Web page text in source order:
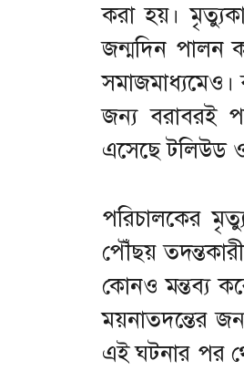
করা হয়।
জন্মদিন পালন
সমাজমাধ্যমেও।
জন্য বরাবরই
এসেছে টলিউড
পরিচালকের
পৌঁছয়
কোনও মন্তব্য
ময়নাতদন্তের
এই ঘটনার পর